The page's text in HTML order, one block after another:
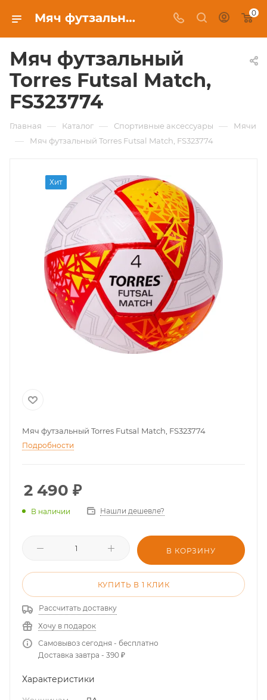
Мяч футзальный Torres Futsal Match, FS323774 цена 2 490 ₽ в Красноярске купить в интернет-магазине экипировочного клуба 0
Мяч футзальный
Torres Futsal Match,
FS323774
Главная — Каталог — Спортивные аксессуары — Мячи
— Мяч футзальный Torres Futsal Match, FS323774
Хит
Мяч футзальный Torres Futsal Match, FS323774
Подробности
2 490 ₽
В наличии Нашли дешевле?
В КОРЗИНУ
КУПИТЬ В 1 КЛИК
Рассчитать доставку
Хочу в подарок
Самовывоз сегодня - бесплатно
Доставка завтра - 390 ₽
Характеристики